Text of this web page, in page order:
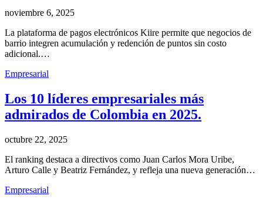
noviembre 6, 2025
La plataforma de pagos electrónicos Kiire permite que negocios de
barrio integren acumulación y redención de puntos sin costo
adicional.…
Empresarial
Los 10 líderes empresariales más
admirados de Colombia en 2025.
octubre 22, 2025
El ranking destaca a directivos como Juan Carlos Mora Uribe,
Arturo Calle y Beatriz Fernández, y refleja una nueva generación…
Empresarial